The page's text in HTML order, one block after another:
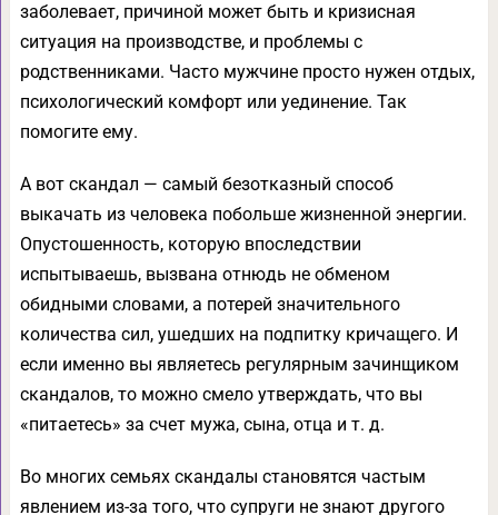
заболевает, причиной может быть и кризисная
ситуация на производстве, и проблемы с
родственниками. Часто мужчине просто нужен отдых,
психологический комфорт или уединение. Так
помогите ему.
А вот скандал — самый безотказный способ
выкачать из человека побольше жизненной энергии.
Опустошенность, которую впоследствии
испытываешь, вызвана отнюдь не обменом
обидными словами, а потерей значительного
количества сил, ушедших на подпитку кричащего. И
если именно вы являетесь регулярным зачинщиком
скандалов, то можно смело утверждать, что вы
«питаетесь» за счет мужа, сына, отца и т. д.
Во многих семьях скандалы становятся частым
явлением из-за того, что супруги не знают другого